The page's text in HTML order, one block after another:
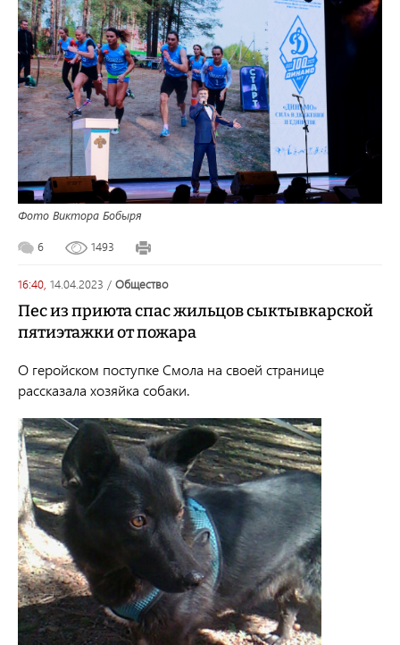
Фото Виктора Бобыря
6 1493
16:40, 14.04.2023 / общество
Пес из приюта спас жильцов сыктывкарской
пятиэтажки от пожара
О геройском поступке Смола на своей странице
рассказала хозяйка собаки.